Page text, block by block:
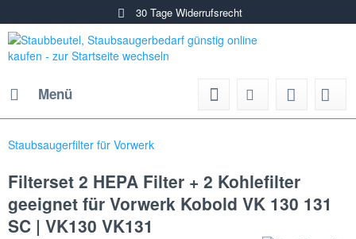
30 Tage Widerrufsrecht
Menü
Staubsaugerfilter für Vorwerk
Filterset 2 HEPA Filter + 2 Kohlefilter
geeignet für Vorwerk Kobold VK 130 131
SC | VK130 VK131